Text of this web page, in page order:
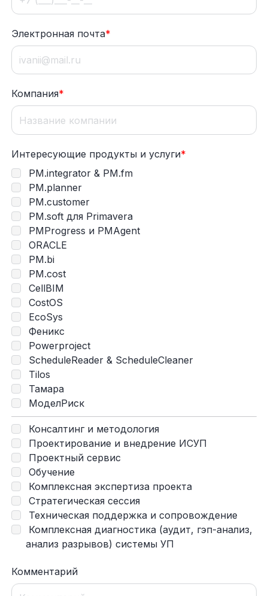
Электронная почта*
Компания*
Интересующие продукты и услуги*
PM.integrator & PM.fm
PM.planner
PM.customer
PM.soft для Primavera
PMProgress и PMAgent
ORACLE
PM.bi
PM.cost
CellBIM
CostOS
EcoSys
Феникс
Powerproject
ScheduleReader & ScheduleCleaner
Tilos
Тамара
МоделРиск
Консалтинг и методология
Проектирование и внедрение ИСУП
Проектный сервис
Обучение
Комплексная экспертиза проекта
Стратегическая сессия
Техническая поддержка и сопровождение
Комплексная диагностика (аудит, гэп-анализ,
анализ разрывов) системы УП
Комментарий